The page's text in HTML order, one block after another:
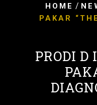
HOME /
PAKAR
PRODI